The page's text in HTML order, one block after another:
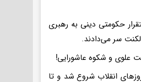
حکومتی دینی به رهبری
لکنت سر می‌دادند.
علوی و شکوه عاشورایی!
انقلاب شروع شد و تا